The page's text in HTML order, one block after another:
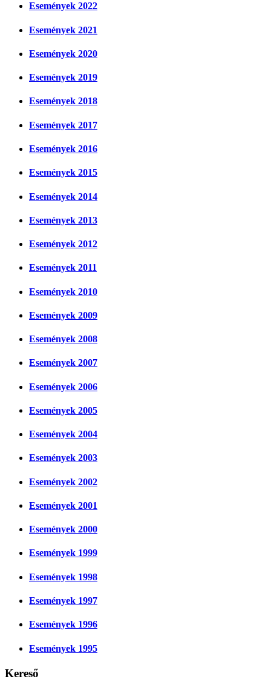
Események 2022
Események 2021
Események 2020
Események 2019
Események 2018
Események 2017
Események 2016
Események 2015
Események 2014
Események 2013
Események 2012
Események 2011
Események 2010
Események 2009
Események 2008
Események 2007
Események 2006
Események 2005
Események 2004
Események 2003
Események 2002
Események 2001
Események 2000
Események 1999
Események 1998
Események 1997
Események 1996
Események 1995
Kereső